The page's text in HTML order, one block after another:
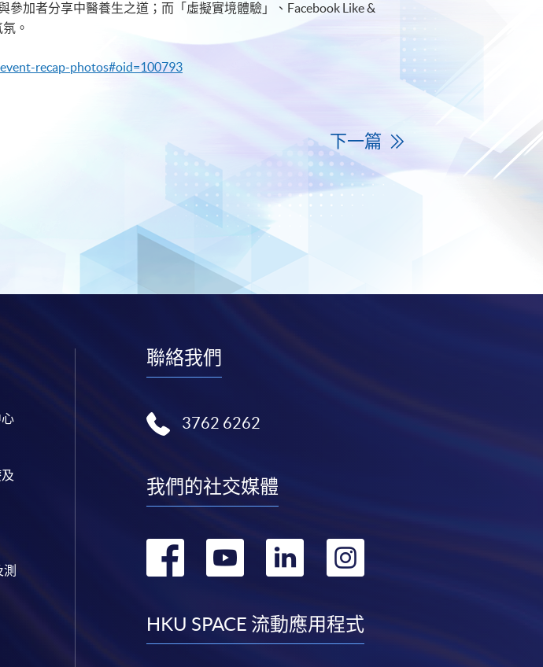
加者分享中醫養生之道；而「虛擬實境體驗」、Facebook Like &
。
recap-photos#oid=100793
下一篇
聯絡我們
3762 6262
我們的社交媒體
轉
facebook
轉
youtube
轉
linkedin
轉
instagram
HKU SPACE 流動應用程式